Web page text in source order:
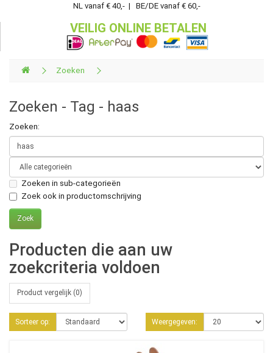
NL vanaf € 40,- | BE/DE vanaf € 60,-
VEILIG ONLINE BETALEN
Zoeken
Zoeken - Tag - haas
Zoeken:
Zoeken in sub-categorieën
Zoek ook in productomschrijving
Producten die aan uw
zoekcriteria voldoen
Product vergelijk (0)
Sorteer op: Weergegeven: